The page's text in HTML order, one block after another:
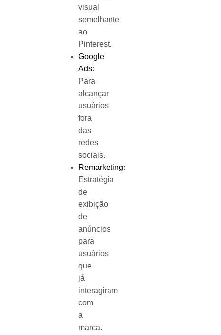
visual
semelhante
ao
Pinterest.
Google
Ads:
Para
alcançar
usuários
fora
das
redes
sociais.
Remarketing:
Estratégia
de
exibição
de
anúncios
para
usuários
que
já
interagiram
com
a
marca.